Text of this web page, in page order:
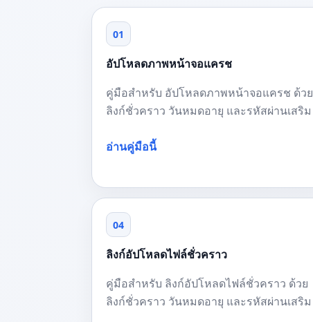
01
อัปโหลดภาพหน้าจอแครช
คู่มือสำหรับ อัปโหลดภาพหน้าจอแครช ด้วย
ลิงก์ชั่วคราว วันหมดอายุ และรหัสผ่านเสริม
อ่านคู่มือนี้
04
ลิงก์อัปโหลดไฟล์ชั่วคราว
คู่มือสำหรับ ลิงก์อัปโหลดไฟล์ชั่วคราว ด้วย
ลิงก์ชั่วคราว วันหมดอายุ และรหัสผ่านเสริม